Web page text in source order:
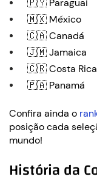
🇵🇾 Paraguai
🇲🇽 México
🇨🇦 Canadá
🇯🇲 Jamaica
🇨🇷 Costa Rica
🇵🇦 Panamá
Confira ainda o
posição cada
mundo!
História da